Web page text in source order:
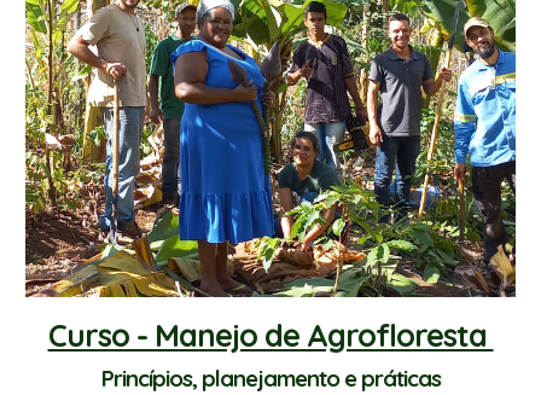
Curso - Manejo de Agrofloresta
Princípios, planejamento e práticas